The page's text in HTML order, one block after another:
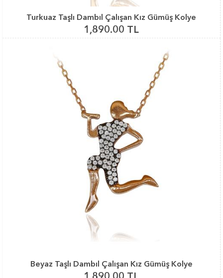
Turkuaz Taşlı Dambıl Çalışan Kız Gümüş Kolye
1,890.00 TL
Beyaz Taşlı Dambıl Çalışan Kız Gümüş Kolye